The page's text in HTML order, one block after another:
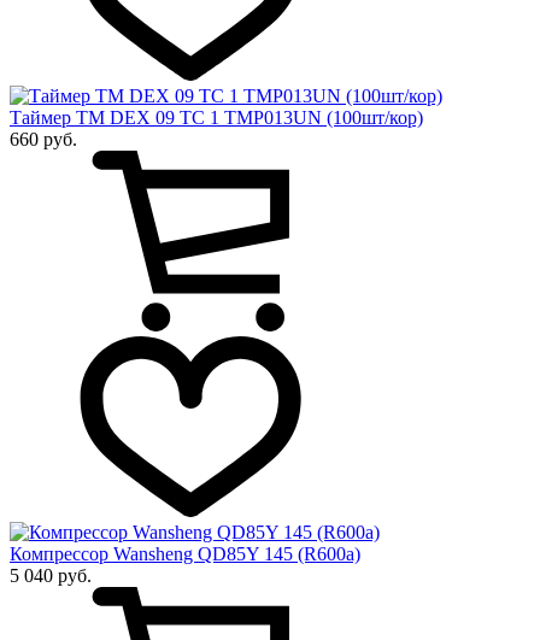
Таймер ТМ DEX 09 ТС 1 TMP013UN (100шт/кор)
660 руб.
Компрессор Wansheng QD85Y 145 (R600a)
5 040 руб.